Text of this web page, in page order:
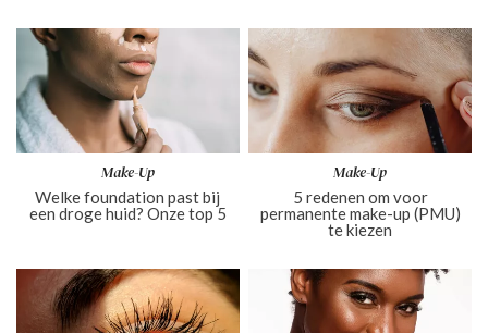
Make-Up
Welke foundation past bij
een droge huid? Onze top 5
Make-Up
5 redenen om voor
permanente make-up (PMU)
te kiezen